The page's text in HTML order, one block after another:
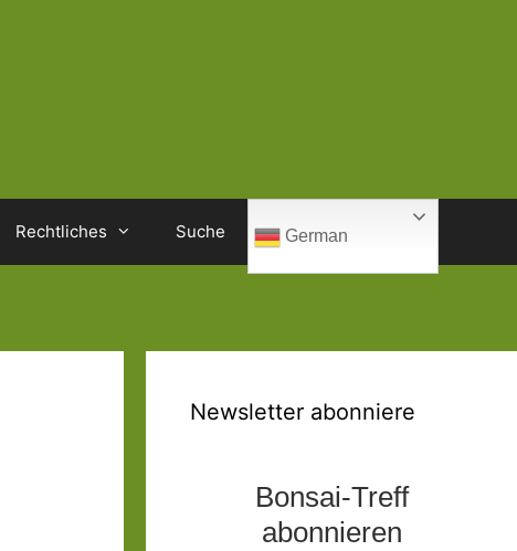
Rechtliches Suche German
Newsletter abonniere
Bonsai-Treff
abonnieren